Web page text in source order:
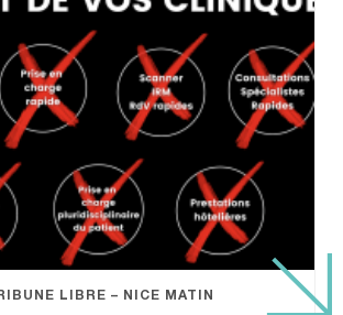
LIBRE – NICE MATIN